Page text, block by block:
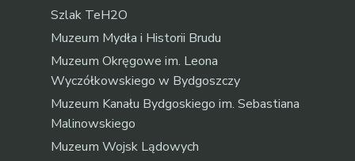
Szlak TeH2O
Muzeum Mydła i Historii Brudu
Muzeum Okręgowe im. Leona
Wyczółkowskiego w Bydgoszczy
Muzeum Kanału Bydgoskiego im. Sebastiana
Malinowskiego
Muzeum Wojsk Lądowych